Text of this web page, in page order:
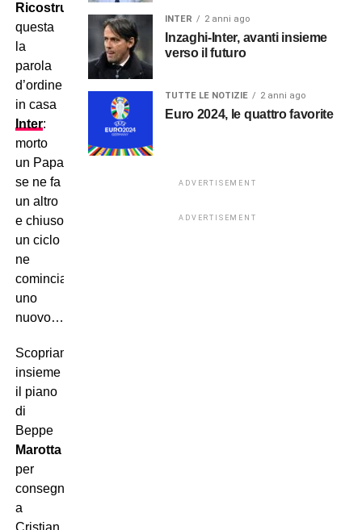
Ricostruzione
questa
la
parola
d’ordine
in casa
Inter:
morto
un Papa
se ne fa
un altro
e chiuso
un ciclo
ne
comincia
uno
nuovo…
Scopriamo
insieme
il piano
di
Beppe
Marotta
per
consegnare
a
INTER 2 anni ago
Inzaghi-Inter, avanti insieme
verso il futuro
TUTTE LE NOTIZIE 2 anni ago
Euro 2024, le quattro favorite
ADVERTISEMENT
ADVERTISEMENT